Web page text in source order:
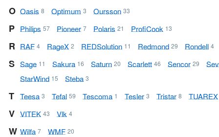
O Oasis 8 Optimum 3 Oursson 33
P Philips 57 Pioneer 7 Polaris 21 ProfiCook 13
R RAF 4 RageX 2 RED Solution 11 Redmond 29 Rondell 4
S Sage 11 Sakura 16 Saturn 20 Scarlett 46 Sencor 29
StarWind 15 Steba 3
T Teesa 3 Tefal 59 Tescoma 1 Tesler 3 Tristar 8 TUAREX
V VITEK 43 Vlk 4
W Wilfa 7 WMF 20